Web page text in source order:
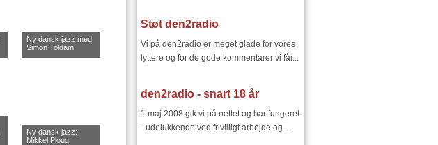
Ny dansk jazz med
Simon Toldam
Ny dansk jazz:
Mikkel Ploug
Støt den2radio
Vi på den2radio er meget glade for vores
lyttere og for de gode kommentarer vi får...
den2radio - snart 18 år
1.maj 2008 gik vi på nettet og har fungeret
- udelukkende ved frivilligt arbejde og...